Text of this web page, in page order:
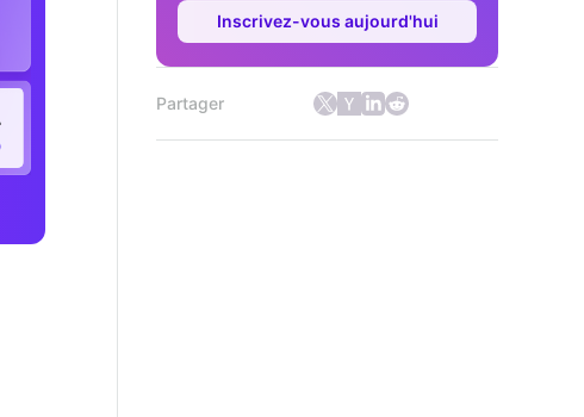
Inscrivez-vous aujourd'hui
Partager